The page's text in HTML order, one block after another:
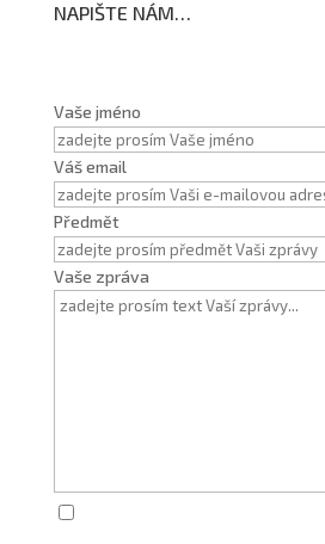
NAPIŠTE NÁM…
Vaše jméno
Váš email
Předmět
Vaše zpráva